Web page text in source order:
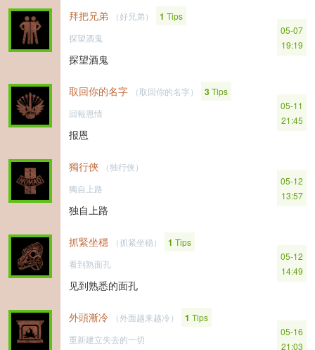
拜把兄弟 （好兄弟） 1 Tips
探望酒鬼
探望酒鬼
05-07
19:19
取回你的名字 （取回你的名字） 3Tips
回報恩情
报恩
05-11
21:45
獨行俠
（独行侠）
獨自上路
独自上路
05-12
13:57
抓緊坐穩 （抓紧坐稳） 1 Tips
看到熟面孔
见到熟悉的面孔
05-12
14:49
外頭漸冷 （外面越来越冷） 1 Tips
重新建立失去的一切
05-16
21:03